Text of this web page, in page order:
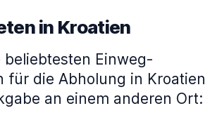
in Kroatien
beliebtesten Einweg-
für die Abholung in Kroatien
an einem anderen Ort: